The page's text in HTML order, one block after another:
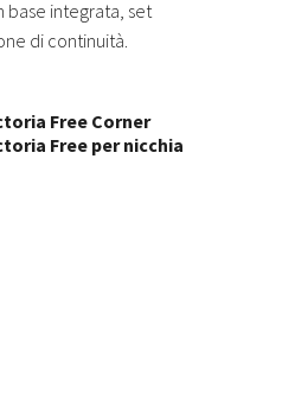
base integrata, set
di continuità.
Free Corner
Free per nicchia